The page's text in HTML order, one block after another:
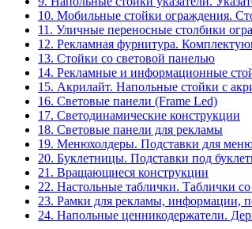
10. Мобильные стойки ограждения.
11. Уличные переносные столбики
12. Рекламная фурнитура.
13. Стойки со световой панелью
14. Рекламные и информационные
15. Акрилайт. Напольные стойки с
16. Световые панели (Frame Led)
17. Светодинамические конструкции
18. Световые панели для рекламы
19. Менюхолдеры. Подставки для
20. Буклетницы. Подставки под
21. Вращающиеся конструкции
22. Настольные таблички. Таблички
23. Рамки для рекламы, информации,
24. Напольные ценникодержатели.